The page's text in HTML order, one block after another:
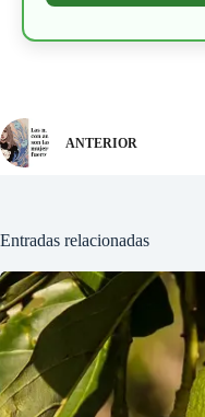
ANTERIOR
Entradas relacionadas